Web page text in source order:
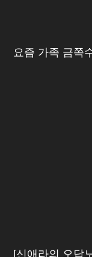
요즘 가족 금쪽
[신애라의 오답